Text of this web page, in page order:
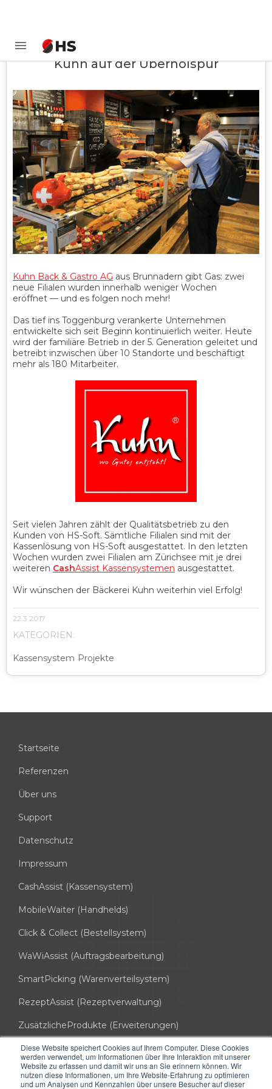
Diese Website speichert Cookies auf Ihrem Computer. Diese Cookies
werden verwendet, um Informationen über Ihre Interaktion mit unserer
Website zu erfassen und damit wir uns an Sie erinnern können. Wir
nutzen diese Informationen, um Ihre Website-Erfahrung zu optimieren
und um Analysen und Kennzahlen über unsere Besucher auf dieser
Kuhn auf der Überholspur
Kuhn Back & Gastro AG aus Brunnadern gibt Gas: zwei
neue Filialen wurden innerhalb weniger Wochen
eröffnet — und es folgen noch mehr!
Das tief ins Toggenburg verankerte Unternehmen
entwickelte sich seit Beginn kontinuierlich weiter. Heute
wird der familiäre Betrieb in der 5. Generation geleitet und
betreibt inzwischen über 10 Standorte und beschäftigt
mehr als 180 Mitarbeiter.
Seit vielen Jahren zählt der Qualitätsbetrieb zu den
Kunden von HS-Soft. Sämtliche Filialen sind mit der
Kassenlösung von HS-Soft ausgestattet. In den letzten
Wochen wurden zwei Filialen am Zürichsee mit je drei
weiteren CashAssist Kassensystemen ausgestattet.
Wir wünschen der Bäckerei Kuhn weiterhin viel Erfolg!
22.3.2017
KATEGORIEN:
Kassensystem Projekte
Startseite
Referenzen
Über uns
Support
Datenschutz
Impressum
CashAssist (Kassensystem)
MobileWaiter (Handhelds)
Click & Collect (Bestellsystem)
WaWiAssist (Auftragsbearbeitung)
SmartPicking (Warenverteilsystem)
RezeptAssist (Rezeptverwaltung)
ZusätzlicheProdukte (Erweiterungen)
info@hssoft.de
0721 754 037 50